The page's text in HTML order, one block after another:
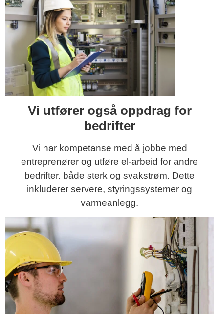
Vi utfører også oppdrag for
bedrifter
Vi har kompetanse med å jobbe med
entreprenører og utføre el-arbeid for andre
bedrifter, både sterk og svakstrøm. Dette
inkluderer servere, styringssystemer og
varmeanlegg.